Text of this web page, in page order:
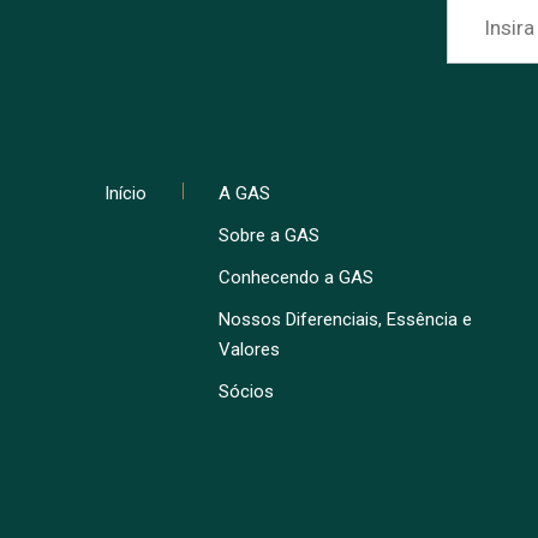
Início
A GAS
Sobre a GAS
Conhecendo a GAS
Nossos Diferenciais, Essência e
Valores
Sócios